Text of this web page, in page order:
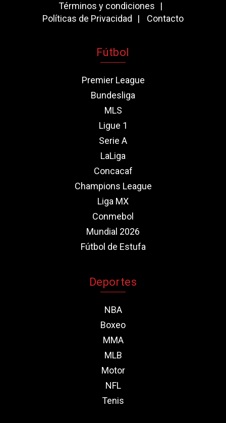
Términos y condiciones
Políticas de Privacidad
Contacto
Fútbol
Premier League
Bundesliga
MLS
Ligue 1
Serie A
LaLiga
Concacaf
Champions League
Liga MX
Conmebol
Mundial 2026
Fútbol de Estufa
Deportes
NBA
Boxeo
MMA
MLB
Motor
NFL
Tenis